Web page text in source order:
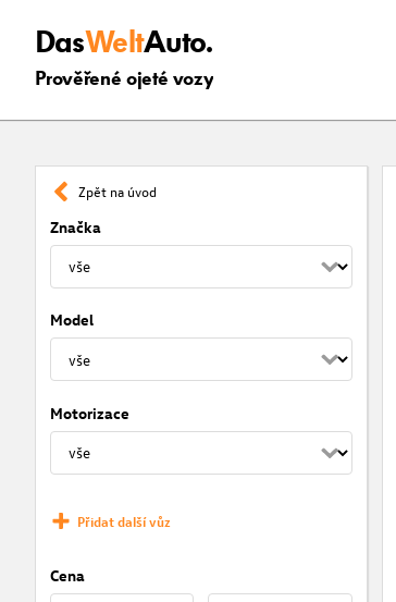
DasWeltAuto.
Prověřené ojeté vozy
Zpět na úvod
Značka
Model
Motorizace
Přidat další vůz
Cena